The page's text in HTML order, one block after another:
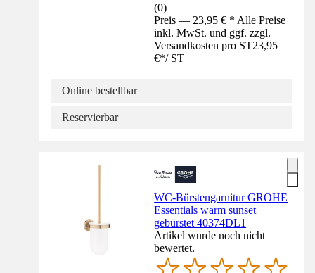
(0)
Preis — 23,95 € * Alle Preise
inkl. MwSt. und ggf. zzgl.
Versandkosten pro ST23,95
€*/ ST
Online bestellbar
Reservierbar
WC-Bürstengarnitur GROHE
Essentials warm sunset
gebürstet 40374DL1
Artikel wurde noch nicht
bewertet.